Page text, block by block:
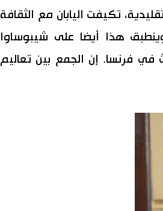
تكيفت اليابان مع الثقافة
هذا أيضا على شيبوساوا
في فرنسا. إن الجمع بين تعاليم